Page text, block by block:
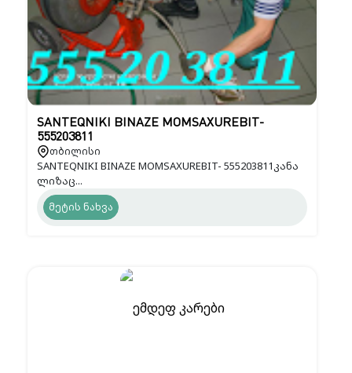
SANTEQNIKI BINAZE MOMSAXUREBIT-
555203811
თბილისი
SANTEQNIKI BINAZE MOMSAXUREBIT- 555203811კანა
ლიზაც...
მეტის ნახვა